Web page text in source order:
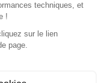
Martin écrase le